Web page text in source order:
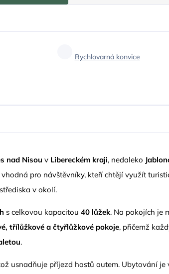
Rychlovarná konvice
nad Nisou v Libereckém kraji, nedaleko
vhodná pro návštěvníky, kteří chtějí využít
v okolí.
s celkovou kapacitou40 lůžek. Na pokojích je
třílůžkové a čtyřlůžkové pokoje, přičemž
.
usnadňuje příjezd hostů autem. Ubytování je